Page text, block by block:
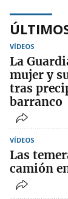
VÍDEOS
La
mujer y
tras
barranco
VÍDEOS
Las
camión